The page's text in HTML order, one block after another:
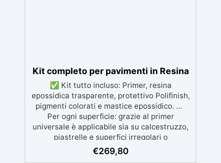
Kit completo per pavimenti in Resina
✅ Kit tutto incluso: Primer, resina
epossidica trasparente, protettivo Polifinish,
pigmenti colorati e mastice epossidico. ✅
Per ogni superficie: grazie al primer
universale è applicabile sia su calcestruzzo,
piastrelle e superfici irregolari o
danneggiate. ✅ Facile da applicare: Video
Guida completa inclusa, 3 semplici passaggi,
€269,80